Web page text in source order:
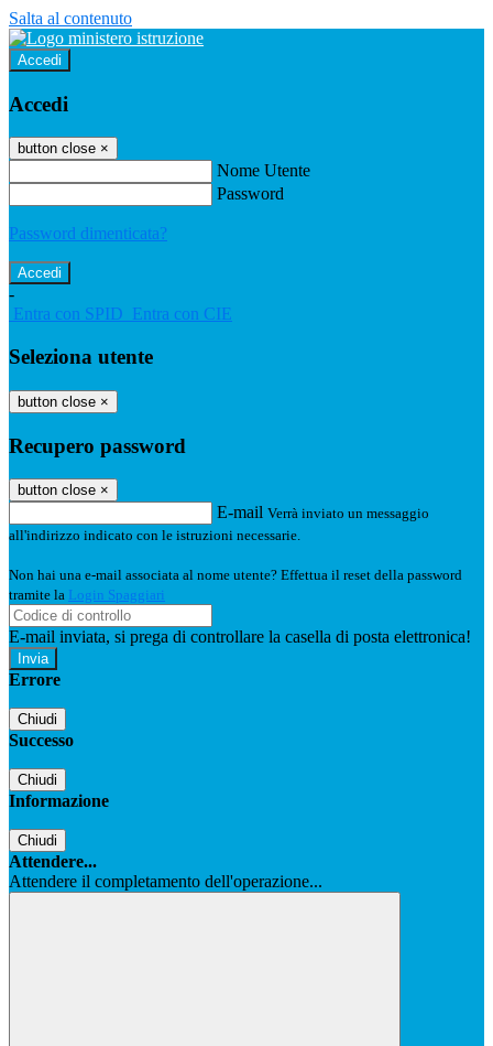
Salta al contenuto
Accedi
Accedi
button close ×
Nome Utente
Password
Password dimenticata?
-
Entra con SPID Entra con CIE
Seleziona utente
button close ×
Recupero password
button close ×
E-mail Verrà inviato un messaggio
all'indirizzo indicato con le istruzioni necessarie.
Non hai una e-mail associata al nome utente? Effettua il reset della password
tramite la Login Spaggiari
E-mail inviata, si prega di controllare la casella di posta elettronica!
Errore
Chiudi
Successo
Chiudi
Informazione
Chiudi
Attendere...
Attendere il completamento dell'operazione...